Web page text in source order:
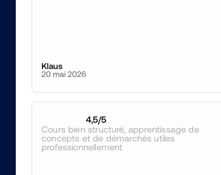
Klaus
20 mai 2026
4,5/5
Cours bien structuré, apprentissage de
concepts et de démarchés utiles
professionnellement